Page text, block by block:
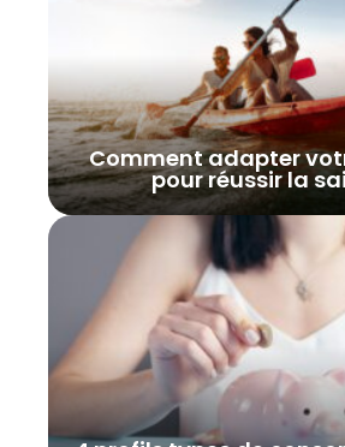
Comment adapter
pour réussir la